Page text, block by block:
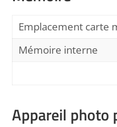
Emplacement carte
Mémoire interne
Appareil photo